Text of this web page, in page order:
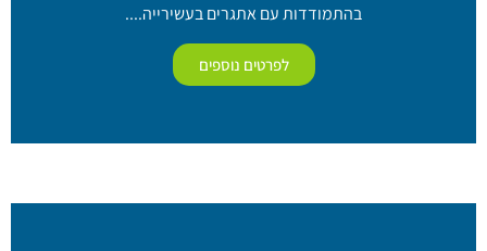
בהתמודדות עם אתגרים בעשירייה....
לפרטים נוספים